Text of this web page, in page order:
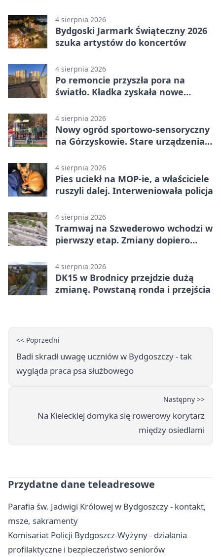
4 sierpnia 2026
Bydgoski Jarmark Świąteczny 2026
szuka artystów do koncertów
4 sierpnia 2026
Po remoncie przyszła pora na
światło. Kładka zyskała nowe
4 sierpnia 2026
Nowy ogród sportowo-sensoryczny
na Górzyskowie. Stare urządzenia
4 sierpnia 2026
Pies uciekł na MOP-ie, a właściciele
ruszyli dalej. Interweniowała policja
4 sierpnia 2026
Tramwaj na Szwederowo wchodzi w
pierwszy etap. Zmiany dopiero
4 sierpnia 2026
DK15 w Brodnicy przejdzie dużą
zmianę. Powstaną ronda i przejścia
<< Poprzedni
Badi skradł uwagę uczniów w Bydgoszczy - tak
wygląda praca psa służbowego
Następny >>
Na Kieleckiej domyka się rowerowy korytarz
między osiedlami
Przydatne dane teleadresowe
Parafia św. Jadwigi Królowej w Bydgoszczy - kontakt,
msze, sakramenty
Komisariat Policji Bydgoszcz-Wyżyny - działania
profilaktyczne i bezpieczeństwo seniorów